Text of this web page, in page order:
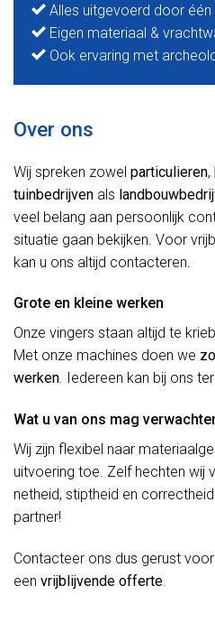
Alles uitgevoerd door
Eigen materiaal &
Ook ervaring met
Over ons
Wij spreken zowel particulieren,
tuinbedrijven als
veel belang aan persoonlijk
situatie gaan bekijken. Voor
kan u ons altijd contacteren.
Grote en kleine werken
Onze vingers staan altijd te
Met onze machines doen we
werken. Iedereen kan bij ons
Wat u van ons mag
Wij zijn flexibel naar
uitvoering toe. Zelf hechten wij
netheid, stiptheid en
partner!
Contacteer ons dus gerust
een vrijblijvende offerte.